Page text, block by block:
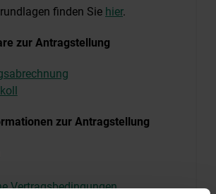
finden Sie hier.
zur Antragstellung
zur Antragstellung
Vertragsbedingungen